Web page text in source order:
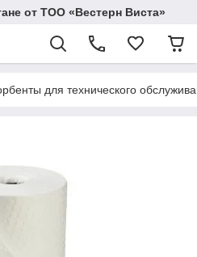
от ТОО «Вестерн Виста»
для технического